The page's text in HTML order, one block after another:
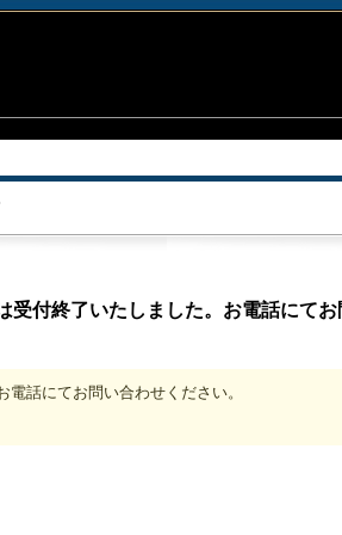
受付終了いたしました。お電話にてお
話にてお問い合わせください。